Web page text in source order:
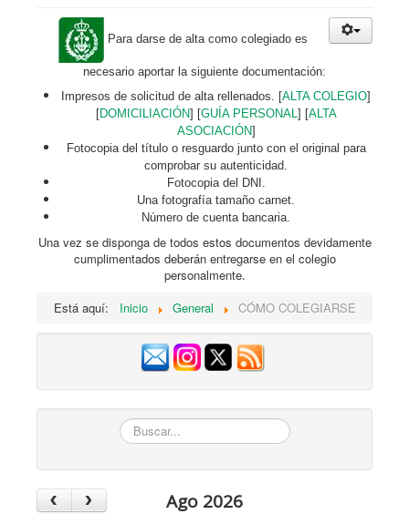
Para darse de alta como colegiado es
necesario aportar la siguiente documentación:
Impresos de solicitud de alta rellenados. [ALTA COLEGIO]
[DOMICILIACIÓN] [GUÍA PERSONAL ] [ALTA
ASOCIACIÓN]
Fotocopia del título o resguardo junto con el original para
comprobar su autenticidad.
Fotocopia del DNI.
Una fotografía tamaño carnet.
Número de cuenta bancaria.
Una vez se disponga de todos estos documentos devidamente
cumplimentados deberán entregarse en el colegio
personalmente.
Está aquí:
Inicio General CÓMO COLEGIARSE
Buscar...
‹ › Ago 2026